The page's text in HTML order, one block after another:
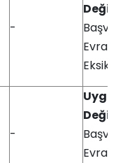
-
Değil
Eksik)
-
Değil